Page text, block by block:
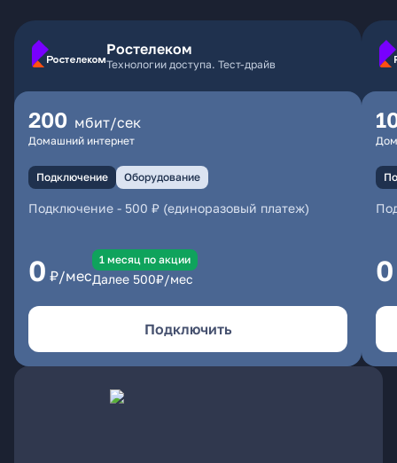
Ростелеком
Технологии доступа. Тест-драйв
200 мбит/сек
Домашний интернет
Подключение Оборудование
Подключение - 500 ₽ (единоразовый платеж)
0 ₽/мес
1 месяц по акции
Далее 500₽/мес
Подключить
0